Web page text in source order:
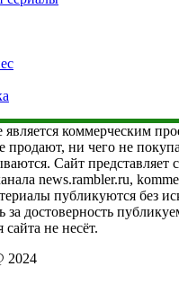
коммерческим
продают, ни чего не
Сайт представляет
news.rambler.ru,
публикуются без
за достоверность
не несёт.
2024